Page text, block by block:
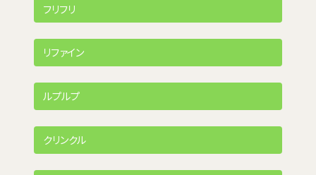
フリフリ
リファイン
ルプルプ
クリンクル